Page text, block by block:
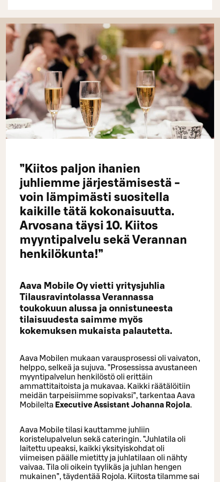
”Kiitos paljon ihanien
juhliemme järjestämisestä -
voin lämpimästi suositella
kaikille tätä kokonaisuutta.
Arvosana täysi 10. Kiitos
myyntipalvelu sekä Verannan
henkilökunta!”
Aava Mobile Oy vietti yritysjuhlia
Tilausravintolassa Verannassa
toukokuun alussa ja onnistuneesta
tilaisuudesta saimme myös
kokemuksen mukaista palautetta.
Aava Mobilen mukaan varausprosessi oli vaivaton,
helppo, selkeä ja sujuva. ”Prosessissa avustaneen
myyntipalvelun henkilöstö oli erittäin
ammattitaitoista ja mukavaa. Kaikki räätälöitiin
meidän tarpeisiimme sopivaksi”, tarkentaa Aava
Mobilelta Executive Assistant Johanna Rojola.
Aava Mobile tilasi kauttamme juhliin
koristelupalvelun sekä cateringin. ”Juhlatila oli
laitettu upeaksi, kaikki yksityiskohdat oli
viimeisen päälle mietitty ja juhlatilaan oli nähty
vaivaa. Tila oli oikein tyylikäs ja juhlan hengen
mukainen”, täydentää Rojola. Kiitosta tilamme sai